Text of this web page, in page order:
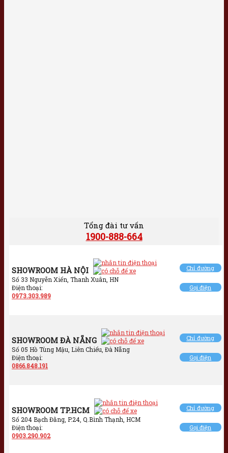
Tổng đài tư vấn
1900-888-664
SHOWROOM HÀ NỘI
Số 33 Nguyễn Xiển, Thanh Xuân, HN
Điện thoại:
0973.303.989
Chỉ đường
Gọi điện
SHOWROOM ĐÀ NẴNG
Số 05 Hồ Tùng Mậu, Liên Chiểu, Đà Nẵng
Điện thoại:
0866.848.191
Chỉ đường
Gọi điện
SHOWROOM TP.HCM
Số 204 Bạch Đằng, P.24, Q.Bình Thạnh, HCM
Điện thoại:
0903.290.902
Chỉ đường
Gọi điện